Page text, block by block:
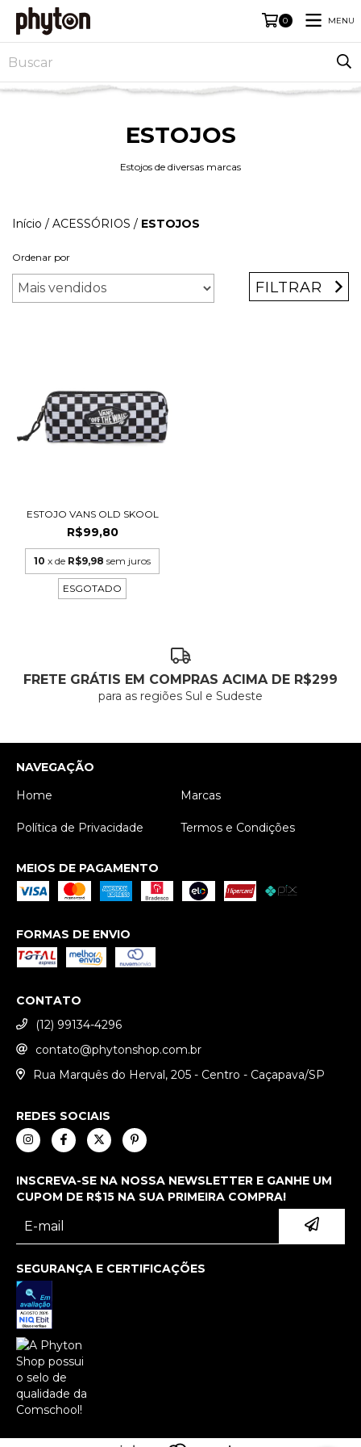
0 MENU
ESTOJOS
Estojos de diversas marcas
Início / ACESSÓRIOS / ESTOJOS
Ordenar por
FILTRAR
ESTOJO VANS OLD SKOOL
R$99,80
10 x de R$9,98 sem juros
ESGOTADO
FRETE GRÁTIS EM COMPRAS ACIMA DE R$299
para as regiões Sul e Sudeste
NAVEGAÇÃO
Home
Marcas
Política de Privacidade Termos e Condições
MEIOS DE PAGAMENTO
FORMAS DE ENVIO
CONTATO
(12) 99134-4296
contato@phytonshop.com.br
Rua Marquês do Herval, 205 - Centro - Caçapava/SP
REDES SOCIAIS
INSCREVA-SE NA NOSSA NEWSLETTER E GANHE UM
CUPOM DE R$15 NA SUA PRIMEIRA COMPRA!
SEGURANÇA E CERTIFICAÇÕES